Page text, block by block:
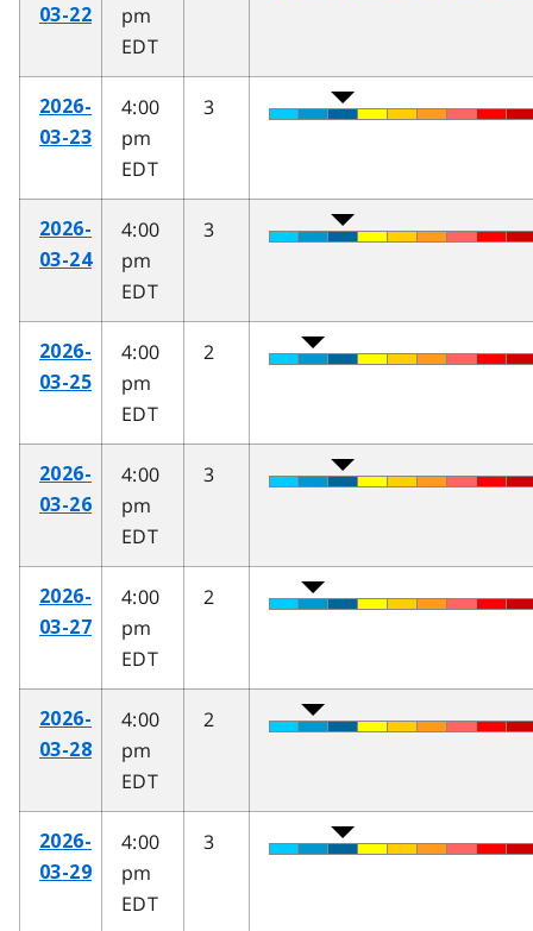
03-22
pm
EDT
2026-
03-23
4:00
pm
EDT
3
2026-
03-24
4:00
pm
EDT
3
2026-
03-25
4:00
pm
EDT
2
2026-
03-26
4:00
pm
EDT
3
2026-
03-27
4:00
pm
EDT
2
2026-
03-28
4:00
pm
EDT
2
2026-
03-29
4:00
pm
EDT
3